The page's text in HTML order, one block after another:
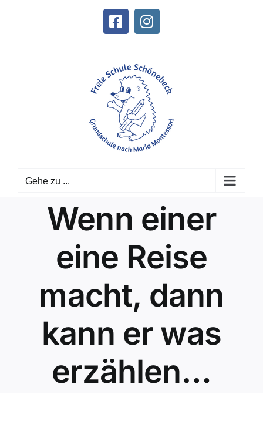
FacebookInstagram
Gehe zu ...
Wenn einer
eine Reise
macht, dann
kann er was
erzählen…